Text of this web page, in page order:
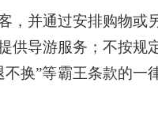
，并通过安排购物或
供导游服务；不按规
换”等霸王条款的一